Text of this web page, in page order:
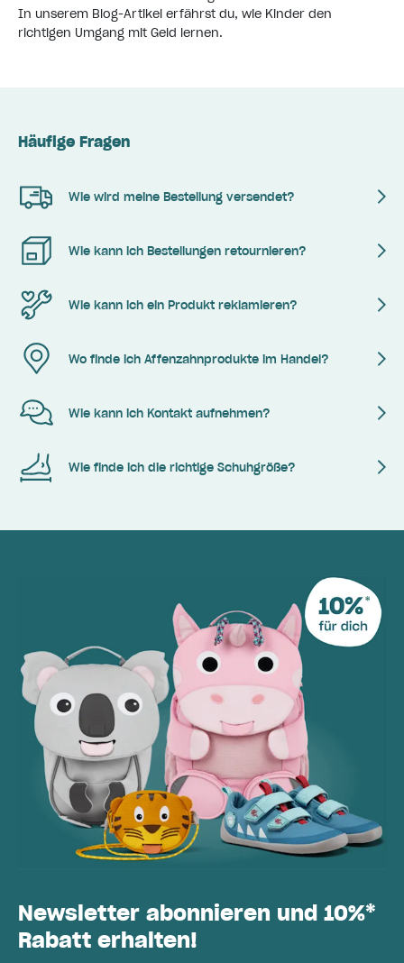
In unserem Blog-Artikel erfährst du, wie Kinder den
richtigen Umgang mit Geld lernen.
Häufige Fragen
Wie wird meine Bestellung versendet?
Wie kann ich Bestellungen retournieren?
Wie kann ich ein Produkt reklamieren?
Wo finde ich Affenzahnprodukte im Handel?
Wie kann ich Kontakt aufnehmen?
Wie finde ich die richtige Schuhgröße?
Newsletter abonnieren und 10%*
Rabatt erhalten!